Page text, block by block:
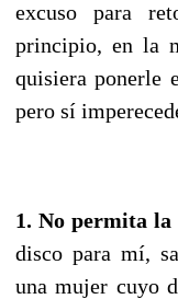
excuso para
principio, en la
quisiera ponerle
pero sí
1. No permita la
disco para mí,
una mujer cuyo